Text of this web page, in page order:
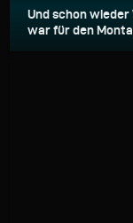
Und schon wieder
war für den